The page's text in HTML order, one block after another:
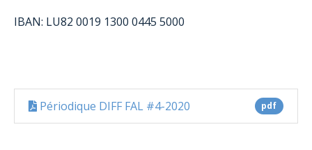
IBAN: LU82 0019 1300 0445 5000
pdf
Périodique DIFF FAL #4-2020